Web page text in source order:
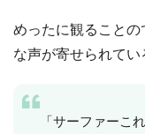
めったに観ること
な声が寄せられてい
「サーファーこ